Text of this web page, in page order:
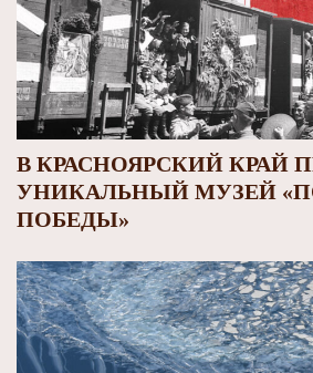
В КРАСНОЯРСКИЙ КРАЙ
УНИКАЛЬНЫЙ МУЗЕЙ
ПОБЕДЫ»